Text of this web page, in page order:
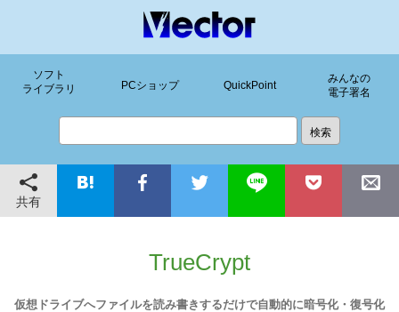
ソフト
ライブラリ
PCショップ QuickPoint
みんなの
電子署名
共有
TrueCrypt
仮想ドライブへファイルを読み書きするだけで自動的に暗号化・復号化